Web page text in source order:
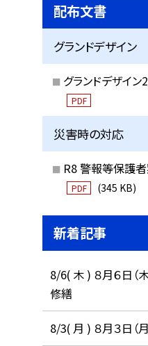
配布文書
グランドデザイン
グランドデザイン
PDF
災害時の対応
R8 警報等保護
PDF (345 KB)
新着記事
8/6( 木 ) ８月６日（
修繕
8/3( 月 ) ８月３日（